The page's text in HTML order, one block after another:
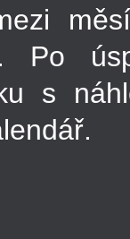
Po
s